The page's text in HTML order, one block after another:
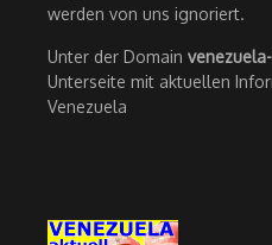
werden von uns ignoriert.
Unter der Domain
Unterseite mit aktuellen
Venezuela